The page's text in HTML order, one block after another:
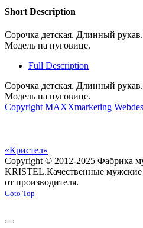
Short Description
Сорочка детская. Длинный
Модель на пуговице.
Full Description
Сорочка детская. Длинный
Модель на пуговице.
Copyright MAXXmarketing
«Кристел»
Copyright © 2012-2025 Фабрика
KRISTEL.Качественные
от производителя.
Goto Top